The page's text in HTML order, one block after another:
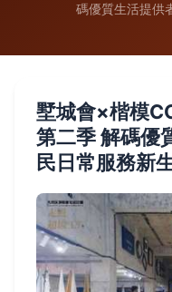
碼優質生活提供
墅城會×楷模
第二季 解碼優
民日常服務新